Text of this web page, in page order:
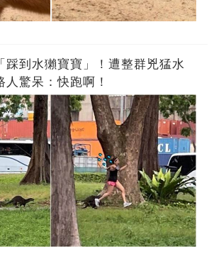
踩到水獺寶寶」！遭整群兇猛水
驚呆：快跑啊！